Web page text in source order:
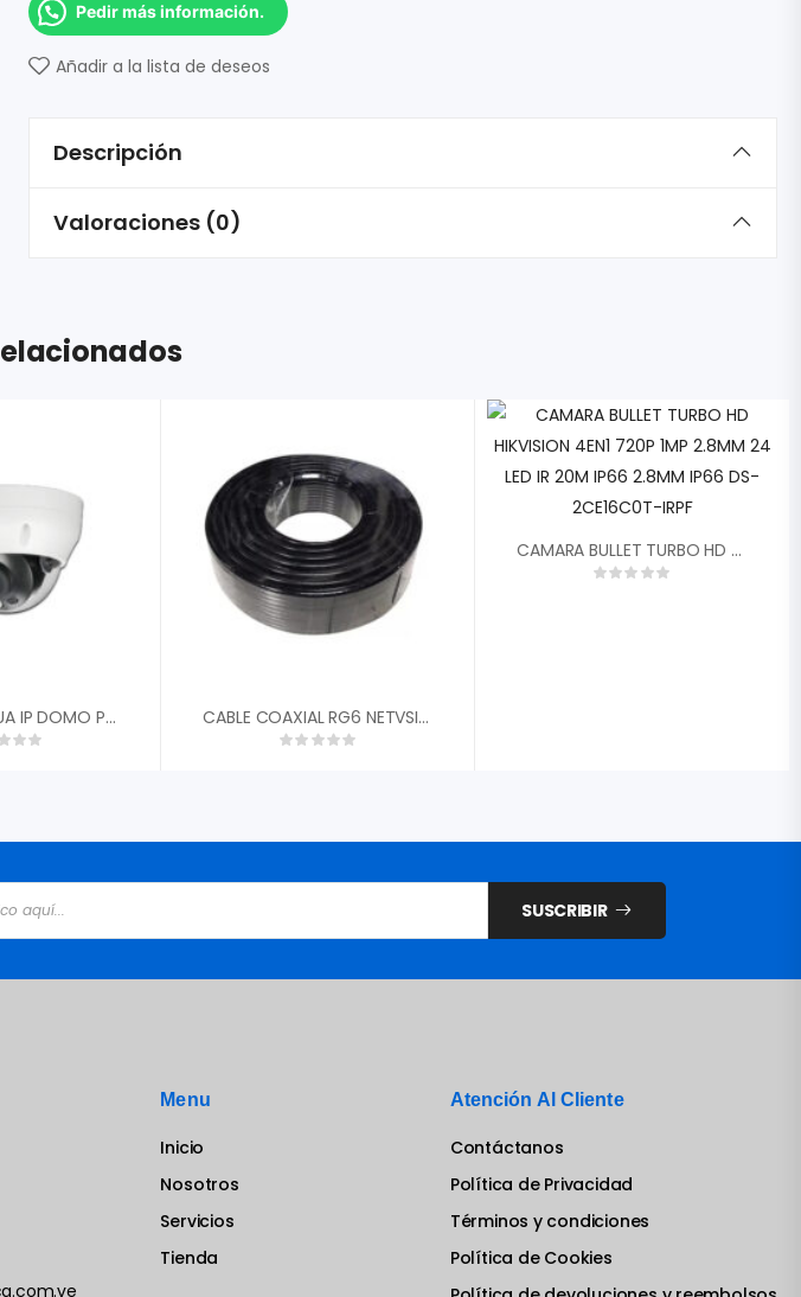
Pedir más información.
Añadir a la lista de deseos
Descripción
Valoraciones (0)
CAMARA DAHUA IP DOMO PLASTICO 2MP 30FPS LENTE MOTORIZADA. 2,8 – 12MM FOV 105░ – 33░ DWDR IR 40M H.265+ POE IP67 DH-IPC-HDPW1230R1N-ZS-2812-S5 CABLE COAXIAL RG6 NETVSION
CAMARA BULLET TURBO HD HIKVISION 4EN1 720P 1MP 2.8MM 24 LED IR 20M IP66 2.8MM IP66 DS-2CE16C0T-IRPF
SUSCRIBIR
Menu
Inicio
Nosotros
Servicios
Tienda
Atención Al Cliente
Contáctanos
Política de Privacidad
Términos y condiciones
Política de Cookies